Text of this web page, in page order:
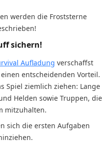
werden die Froststerne
sichern!
Aufladung verschaffst
entscheidenden Vorteil.
Spiel ziemlich ziehen: Lange
Helden sowie Truppen, die
mitzuhalten.
sich die ersten Aufgaben